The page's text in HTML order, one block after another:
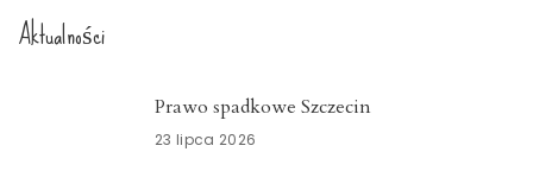
Aktualności
Prawo spadkowe Szczecin
23 lipca 2026